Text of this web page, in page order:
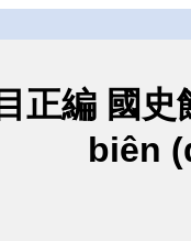
正編 國
biên